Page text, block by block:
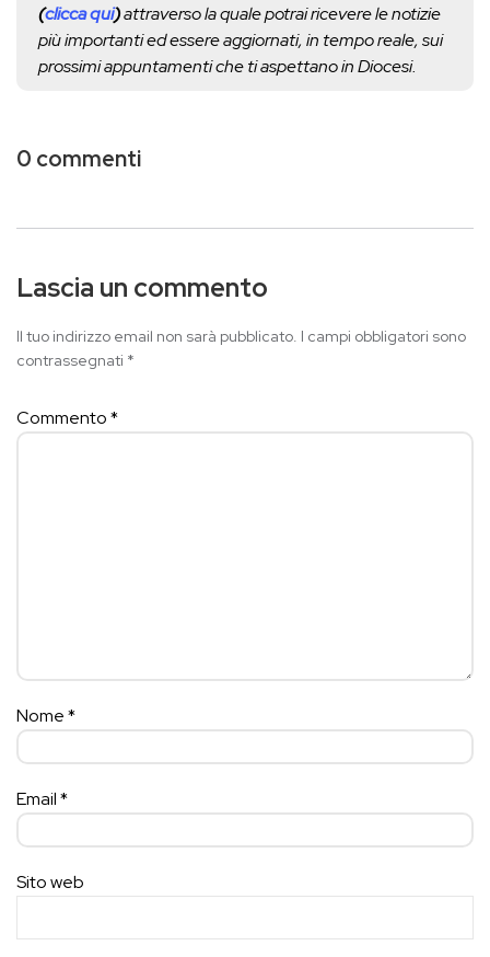
(clicca qui)attraverso la quale potrai ricevere le notizie
più importanti ed essere aggiornati, in tempo reale, sui
prossimi appuntamenti che ti aspettano in Diocesi.
0 commenti
Lascia un commento
Il tuo indirizzo email non sarà pubblicato. I campi obbligatori sono
contrassegnati *
Commento*
Nome*
Email*
Sito web